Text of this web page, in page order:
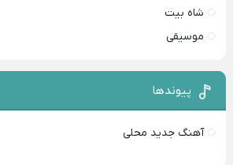
شاه بیت
موسیقی
پیوندها
آهنگ جدید محلی